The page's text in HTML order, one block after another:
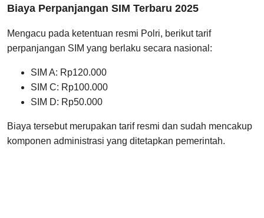
Biaya Perpanjangan SIM Terbaru 2025
Mengacu pada ketentuan resmi Polri, berikut tarif
perpanjangan SIM yang berlaku secara nasional:
SIM A: Rp120.000
SIM C: Rp100.000
SIM D: Rp50.000
Biaya tersebut merupakan tarif resmi dan sudah mencakup
komponen administrasi yang ditetapkan pemerintah.